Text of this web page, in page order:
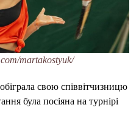
martakostyuk/
свою співвітчизницю
була посіяна на турнірі